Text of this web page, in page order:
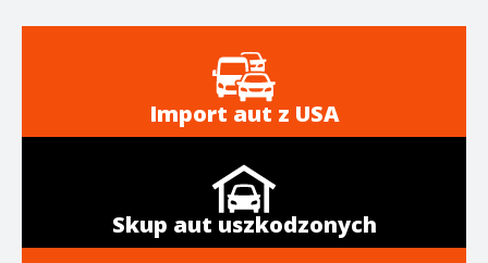
Import aut z USA
Skup aut uszkodzonych